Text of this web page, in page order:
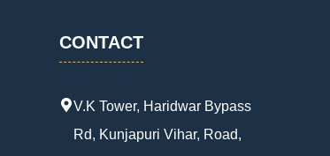
CONTACT
V.K Tower, Haridwar Bypass
Rd, Kunjapuri Vihar, Road,